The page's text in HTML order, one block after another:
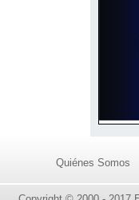
Quiénes Somos